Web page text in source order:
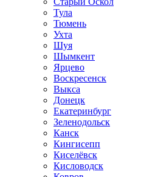
Тула
Тюмень
Ухта
Шуя
Шымкент
Ярцево
Воскресенск
Выкса
Донецк
Екатеринбург
Зеленодольск
Канск
Кингисепп
Киселёвск
Кисловодск